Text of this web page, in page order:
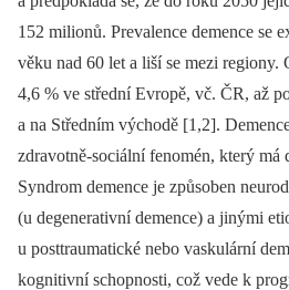
152 milionů. Prevalence demence se
věku nad 60 let a liší se mezi regiony.
4,6 % ve střední Evropě, vč. ČR, až
a na Středním východě [1,2].
zdravotně-sociální fenomén, který má
Syndrom demence je způsoben
(u degenerativní demence) a jinými
u posttraumatické nebo vaskulární
kognitivní schopnosti, což vede k